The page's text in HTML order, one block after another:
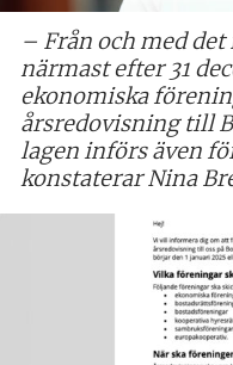
– Från och med
närmast efter 31
ekonomiska
årsredovisning till
lagen införs även
konstaterar Nina